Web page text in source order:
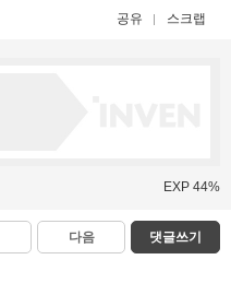
공유 스크랩
EXP 44%
다음 댓글쓰기